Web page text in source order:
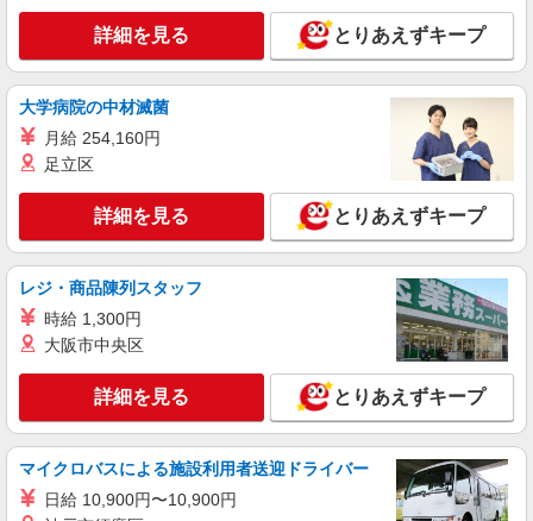
株式会社kotrio /●SZ-H-1991740
豊川駅｜サ高住STAFF＊落ち着いた雰囲気で
ゆったりお仕事♪
時給1500円〜2125円 ＜日払い有/週払い有/交
通費全支給(ガソリン代含む)＞
キープ 詳細を見る
株式会社kotrio /●SZ-H-1867670
[ 面接なし ]豊川市の支援員★社会活動の見守
時給1500円〜2125円 ＜日払い有/週払い有/交
通費全支給(ガソリン代含む)＞
豊川市内
キープ 詳細を見る
派遣社員
詳細を見る とりあえずキープ
大学病院の中材滅菌
月給 254,160円
足立区
詳細を見る とりあえずキープ
レジ・商品陳列スタッフ
時給 1,300円
大阪市中央区
詳細を見る とりあえずキープ
マイクロバスによる施設利用者送迎ドライバー
日給 10,900円〜10,900円